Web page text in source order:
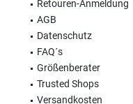
Retouren-Anmeldung
AGB
Datenschutz
FAQ´s
Größenberater
Trusted Shops
Versandkosten